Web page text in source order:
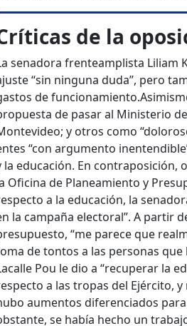
de la
senadora frenteamplista Liliam
“sin ninguna duda”, pero
de funcionamiento.
de pasar al Ministerio
y otros como
“con argumento
la educación. En contraposición,
Oficina de Planeamiento y
a la educación, la
la campaña electoral”. A partir
“me parece que
de tontos a las personas
Pou le dio a “recuperar la
a las tropas del Ejército,
aumentos diferenciados
se había hecho un